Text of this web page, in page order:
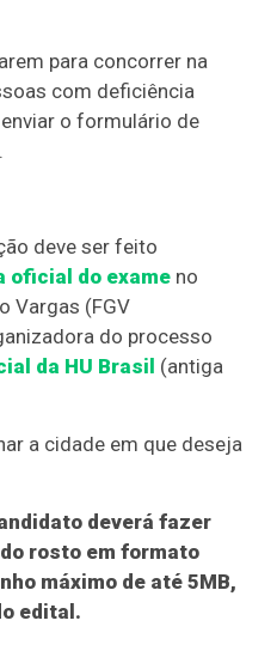
para concorrer na
com deficiência
o formulário de
deve ser feito
oficial do exame no
Vargas (FGV
do processo
da HU Brasil (antiga
a cidade em que deseja
deverá fazer
rosto em formato
máximo de até 5MB,
edital.